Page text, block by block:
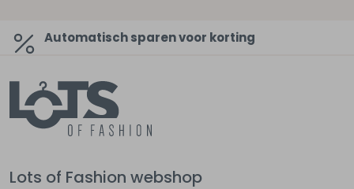
Automatisch sparen voor korting
Lots of Fashion webshop